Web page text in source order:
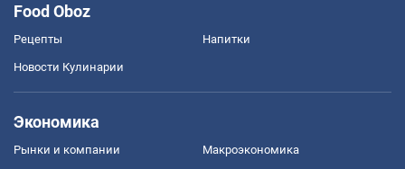
Food Oboz
Рецепты Напитки
Новости Кулинарии
Экономика
Рынки и компании Mакроэкономика